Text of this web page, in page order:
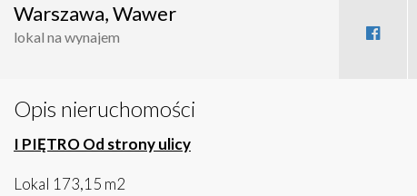
Warszawa, Wawer
lokal na wynajem
Opis nieruchomości
I PIĘTROOd strony ulicy
Lokal 173,15 m2